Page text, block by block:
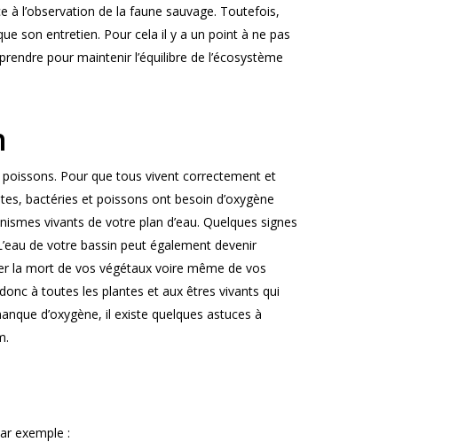
à l’observation de la faune sauvage. Toutefois,
son entretien. Pour cela il y a un point à ne pas
pour maintenir l’équilibre de l’écosystème
Pour que tous vivent correctement et
bactéries et poissons ont besoin d’oxygène
vivants de votre plan d’eau. Quelques signes
de votre bassin peut également devenir
la mort de vos végétaux voire même de vos
à toutes les plantes et aux êtres vivants qui
d’oxygène, il existe quelques astuces à
exemple :
BASSIN
BAIGNADE
CONSTRUCTION
KOÏ
EPURATION
JARDIN
TRAITEMENTS
BAIGNADE
ENTREPRENEURS